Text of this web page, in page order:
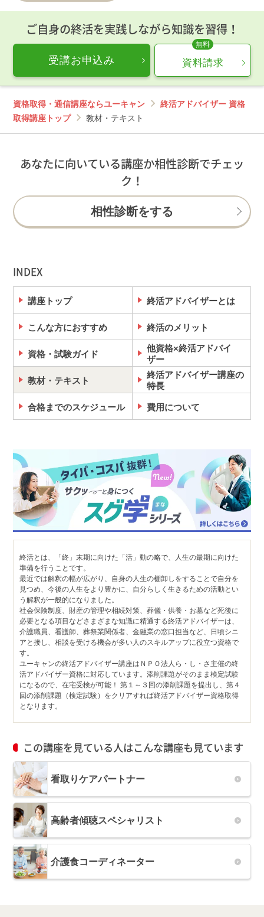
ご自身の終活を実践しながら知識を習得！
受講お申込み 資料請求
資格取得・通信講座ならユーキャン
終活アドバイザー 資格
取得講座トップ
教材・テキスト
あなたに向いている講座か相性診断でチェッ
ク！
相性診断をする
INDEX
講座トップ 終活アドバイザーとは
こんな方におすすめ 終活のメリット
資格・試験ガイド
他資格×終活アドバイ
ザー
教材・テキスト
終活アドバイザー講座の
特長
合格までのスケジュール 費用について
終活とは、「終」末期に向けた「活」動の略で、人生の最期に向けた
準備を行うことです。
最近では解釈の幅が広がり、自身の人生の棚卸しをすることで自分を
見つめ、今後の人生をより豊かに、自分らしく生きるための活動とい
う解釈が一般的になりました。
社会保険制度、財産の管理や相続対策、葬儀・供養・お墓など死後に
必要となる項目などさまざまな知識に精通する終活アドバイザーは、
介護職員、看護師、葬祭業関係者、金融業の窓口担当など、日頃シニ
アと接し、相談を受ける機会が多い人のスキルアップに役立つ資格で
す。
ユーキャンの終活アドバイザー講座はＮＰＯ法人ら・し・さ主催の終
活アドバイザー資格に対応しています。添削課題がそのまま検定試験
になるので、在宅受検が可能！ 第１～３回の添削課題を提出し、第４
回の添削課題（検定試験）をクリアすれば終活アドバイザー資格取得
となります。
この講座を見ている人はこんな講座も見ています
看取りケアパートナー
高齢者傾聴スペシャリスト
介護食コーディネーター